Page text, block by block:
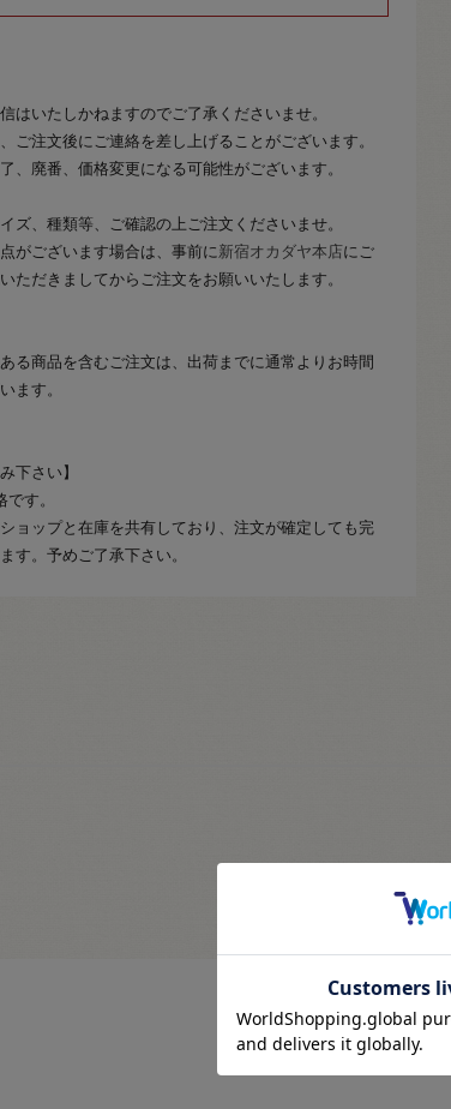
はいたしかねますのでご了承くださいませ。
ご注文後にご連絡を差し上げることがございます。
、廃番、価格変更になる可能性がございます。
ズ、種類等、ご確認の上ご注文くださいませ。
がございます場合は、事前に新宿オカダヤ本店にご
ただきましてからご注文をお願いいたします。
る商品を含むご注文は、出荷までに通常よりお時間
ます。
下さい】
す。
ョップと在庫を共有しており、注文が確定しても完
す。予めご了承下さい。
最近